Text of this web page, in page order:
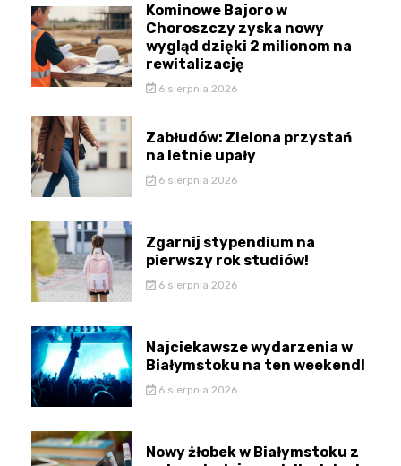
Kominowe Bajoro w
Choroszczy zyska nowy
wygląd dzięki 2 milionom na
rewitalizację
6 sierpnia 2026
Zabłudów: Zielona przystań
na letnie upały
6 sierpnia 2026
Zgarnij stypendium na
pierwszy rok studiów!
6 sierpnia 2026
Najciekawsze wydarzenia w
Białymstoku na ten weekend!
6 sierpnia 2026
Nowy żłobek w Białymstoku z